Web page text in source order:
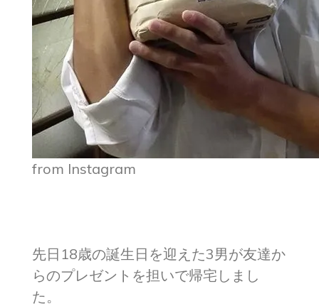
from Instagram
先日18歳の誕生日を迎えた3男が友達か
らのプレゼントを担いで帰宅しまし
た。